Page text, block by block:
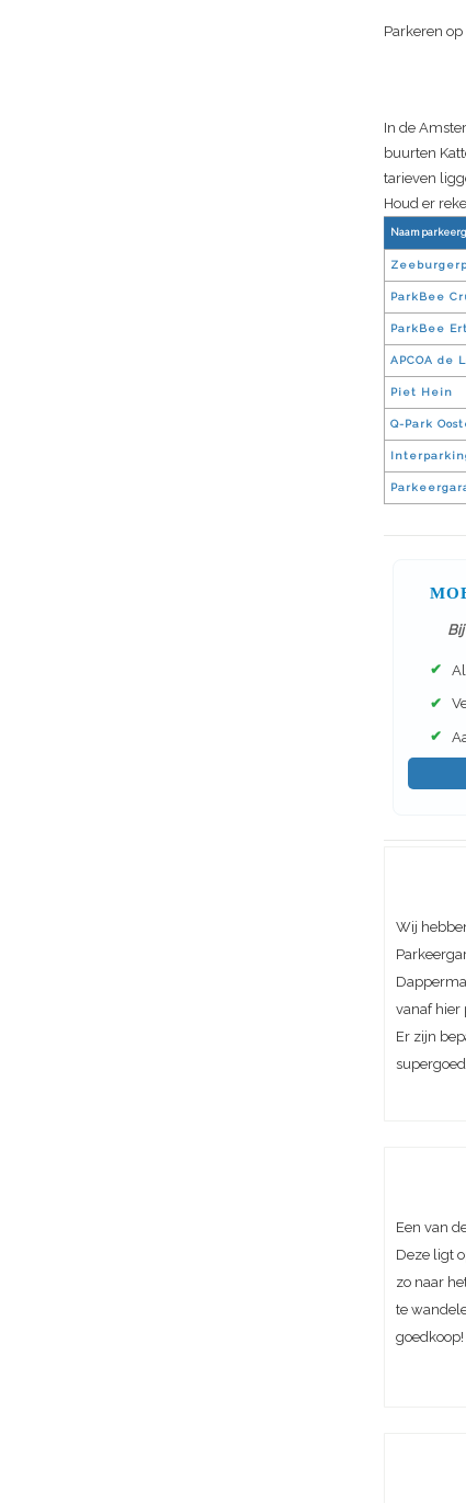
Parkeren
In de
buurten
tarieven
Houd er
Naam
ParkBee
ParkBee
APCOA de
Piet Hein
Q-Park
✔
✔
✔
Wij
vanaf hier
Er zijn
Een van
Deze ligt
zo naar
te
goedkoop!